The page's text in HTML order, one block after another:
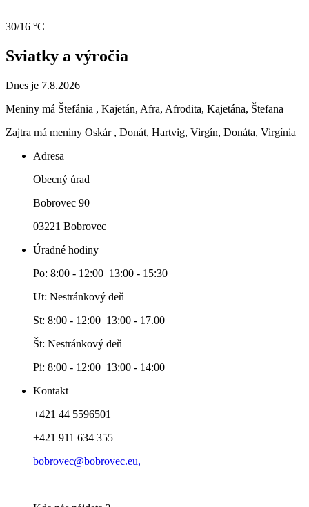
30/16 °C
Sviatky a výročia
Dnes je 7.8.2026
Meniny má Štefánia , Kajetán, Afra, Afrodita, Kajetána, Štefana
Zajtra má meniny Oskár , Donát, Hartvig, Virgín, Donáta, Virgínia
Adresa
Obecný úrad
Bobrovec 90
03221 Bobrovec
Úradné hodiny
Po: 8:00 - 12:00 13:00 - 15:30
Ut: Nestránkový deň
St: 8:00 - 12:00 13:00 - 17.00
Št: Nestránkový deň
Pi: 8:00 - 12:00 13:00 - 14:00
Kontakt
+421 44 5596501
+421 911 634 355
bobrovec@bobrovec.eu,